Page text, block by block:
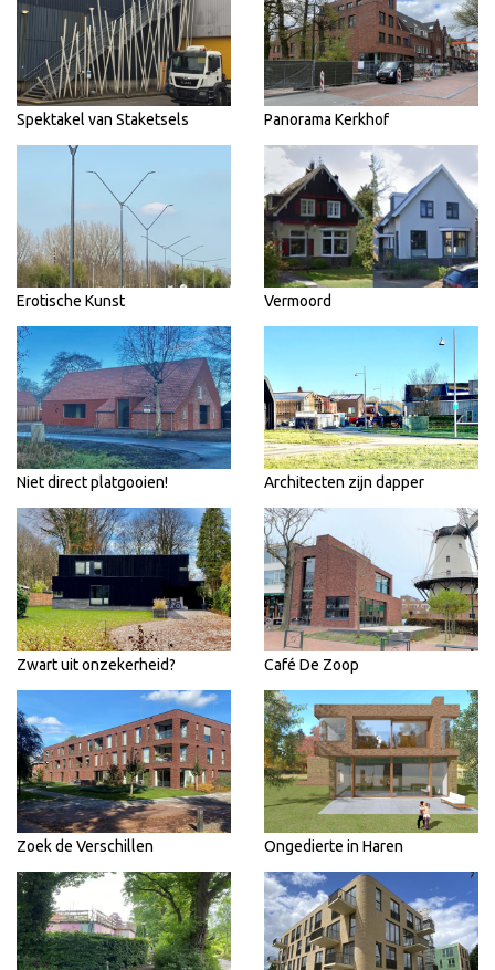
Spektakel van Staketsels Panorama Kerkhof
Erotische Kunst Vermoord
Niet direct platgooien! Architecten zijn dapper
Zwart uit onzekerheid? Café De Zoop
Zoek de Verschillen Ongedierte in Haren